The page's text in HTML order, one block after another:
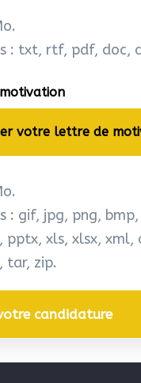
: txt, rtf, pdf, doc,
votre lettre de
: gif, jpg, png,
pptx, xls, xlsx, xml,
tar, zip.